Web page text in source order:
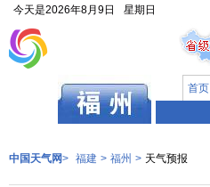
今天是2026年8月9日
星期日
首页
中国天气网> 福建 > 福州 > 天气预报